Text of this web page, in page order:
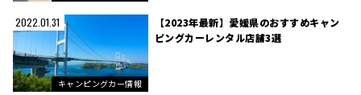
2022.01.31
キャンピングカー情報
【2023年最新】愛媛県のおすすめキャン
ピングカーレンタル店舗3選